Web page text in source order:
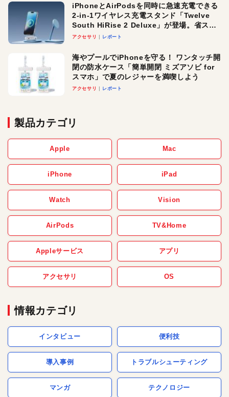
iPhoneとAirPodsを同時に急速充電できる
2-in-1ワイヤレス充電スタンド「Twelve
South HiRise 2 Deluxe」が登場。省スペ
ースでおしゃれに充電したい人にオスス
アクセサリ レポート
海やプールでiPhoneを守る！ ワンタッチ開
閉の防水ケース「簡単開閉 ミズアソビ for
スマホ」で夏のレジャーを満喫しよう
アクセサリ レポート
製品カテゴリ
Apple Mac
iPhone iPad
Watch Vision
AirPods TV&Home
Appleサービス アプリ
アクセサリ OS
情報カテゴリ
インタビュー 便利技
導入事例 トラブルシューティング
マンガ テクノロジー